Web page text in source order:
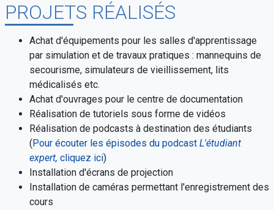
PROJETS RÉALISÉS
Achat d'équipements pour les salles d'apprentissage
par simulation et de travaux pratiques : mannequins de
secourisme, simulateurs de vieillissement, lits
médicalisés etc.
Achat d'ouvrages pour le centre de documentation
Réalisation de tutoriels sous forme de vidéos
Réalisation de podcasts à destination des étudiants
(Pour écouter les épisodes du podcast L'étudiant
expert, cliquez ici)
Installation d'écrans de projection
Installation de caméras permettant l'enregistrement des
cours